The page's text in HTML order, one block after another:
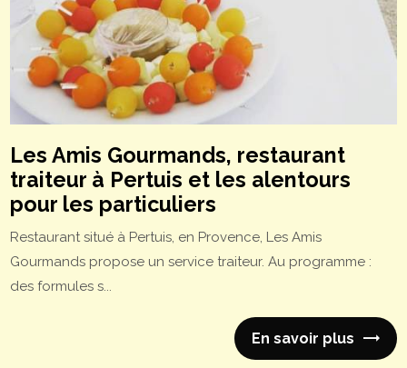
Les Amis Gourmands, restaurant
traiteur à Pertuis et les alentours
pour les particuliers
Restaurant situé à Pertuis, en Provence, Les Amis
Gourmands propose un service traiteur. Au programme :
des formules s...
En savoir plus